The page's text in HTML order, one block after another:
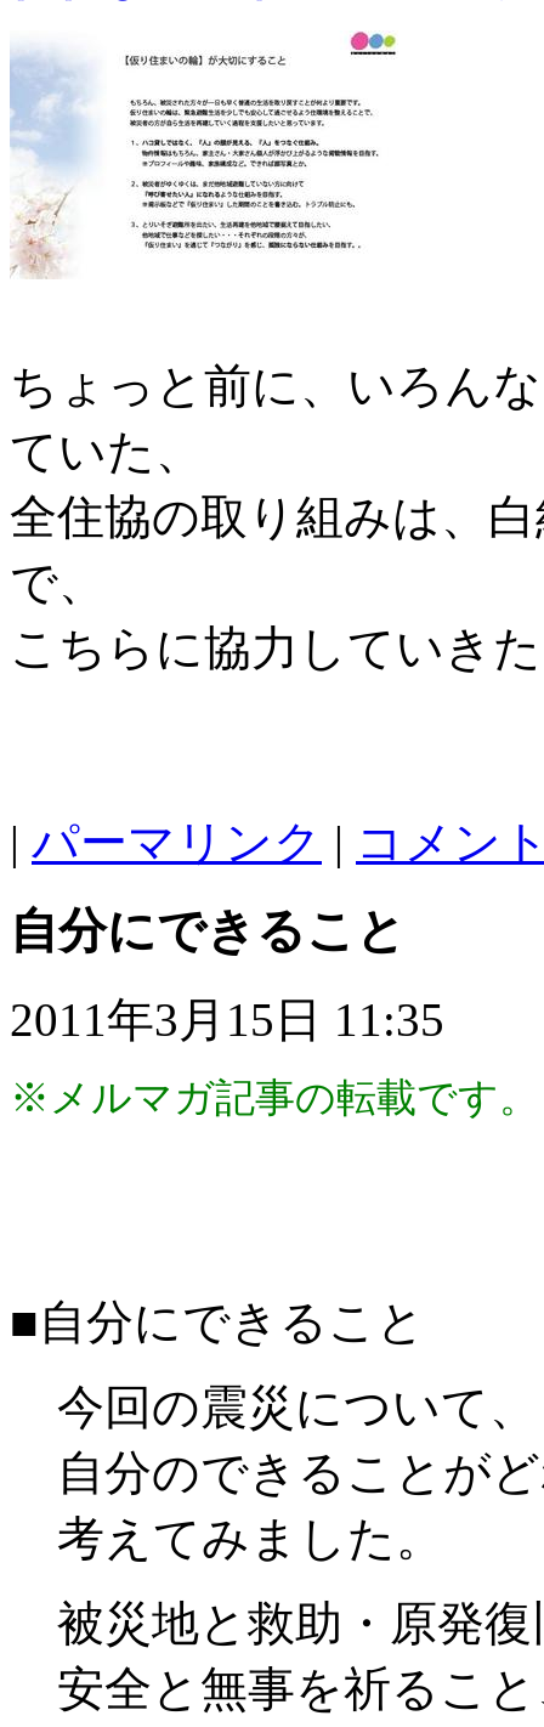
ちょっと前に、いろん
ていた、
全住協の取り組みは、
で、
こちらに協力していき
| パーマリンク | コメン
自分にできること
2011年3月15日 11:35
※メルマガ記事の転載です。
■自分にできること
今回の震災について、
自分のできることが
考えてみました。
被災地と救助・原発復
安全と無事を祈るこ